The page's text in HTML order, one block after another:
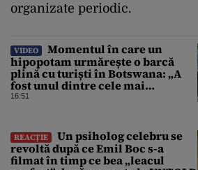
organizate periodic.
VIDEO
Momentul în care un
hipopotam urmărește o barcă
plină cu turiști în Botswana: „A
fost unul dintre cele mai
înfricoșătoare momente”
16:51
REACȚIE
Un psiholog celebru se
revoltă după ce Emil Boc s-a
filmat în timp ce bea „leacul